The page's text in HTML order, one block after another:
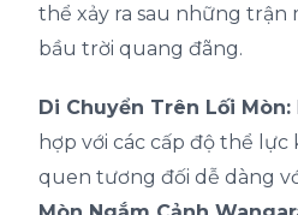
thể xảy ra sau những trận
bầu trời quang đãng.
Di Chuyển Trên Lối Mòn:
hợp với các cấp độ thể
quen tương đối dễ dàng